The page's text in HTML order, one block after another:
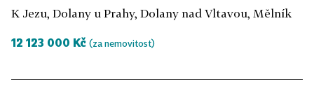
K Jezu, Dolany u Prahy, Dolany nad Vltavou, Mělník
12 123 000 Kč (za nemovitost)